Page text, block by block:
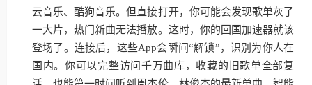
云音乐、酷狗音乐。但直接打开，你可能会发现歌单灰了
一大片，热门新曲无法播放。这时，你的回国加速器就该
登场了。连接后，这些App会瞬间“解锁”，识别为你人在
国内。你可以完整访问千万曲库，收藏的旧歌单全部复